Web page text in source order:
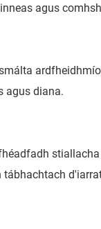
agus
agus diana.